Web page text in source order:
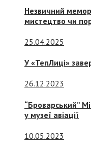
Незвичний
мистецтво чи
25.04.2025
У «ТепЛиці»
26.12.2023
“Броварський”
у музеї авіації
10.05.2023